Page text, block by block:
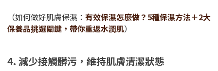
（如何做好肌膚保濕： 有效保濕怎麼做？5種保濕方法＋2大
保養品挑選關鍵，帶你重返水潤肌）
4. 減少接觸髒污，維持肌膚清潔狀態